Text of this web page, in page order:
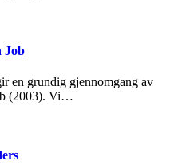
Job
en grundig gjennomgang av
(2003). Vi…